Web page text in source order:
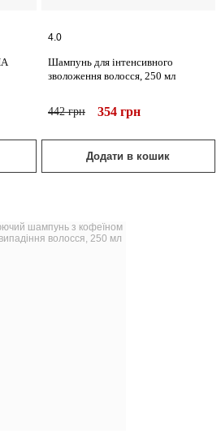
4.0
Шампунь для інтенсивного
зволоження волосся, 250 мл
442грн 354 грн
Додати в кошик